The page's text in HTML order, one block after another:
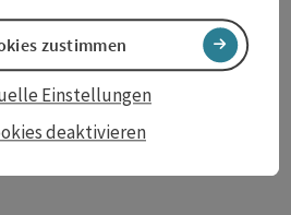
deaktivieren
Einstellungen
zustimmen